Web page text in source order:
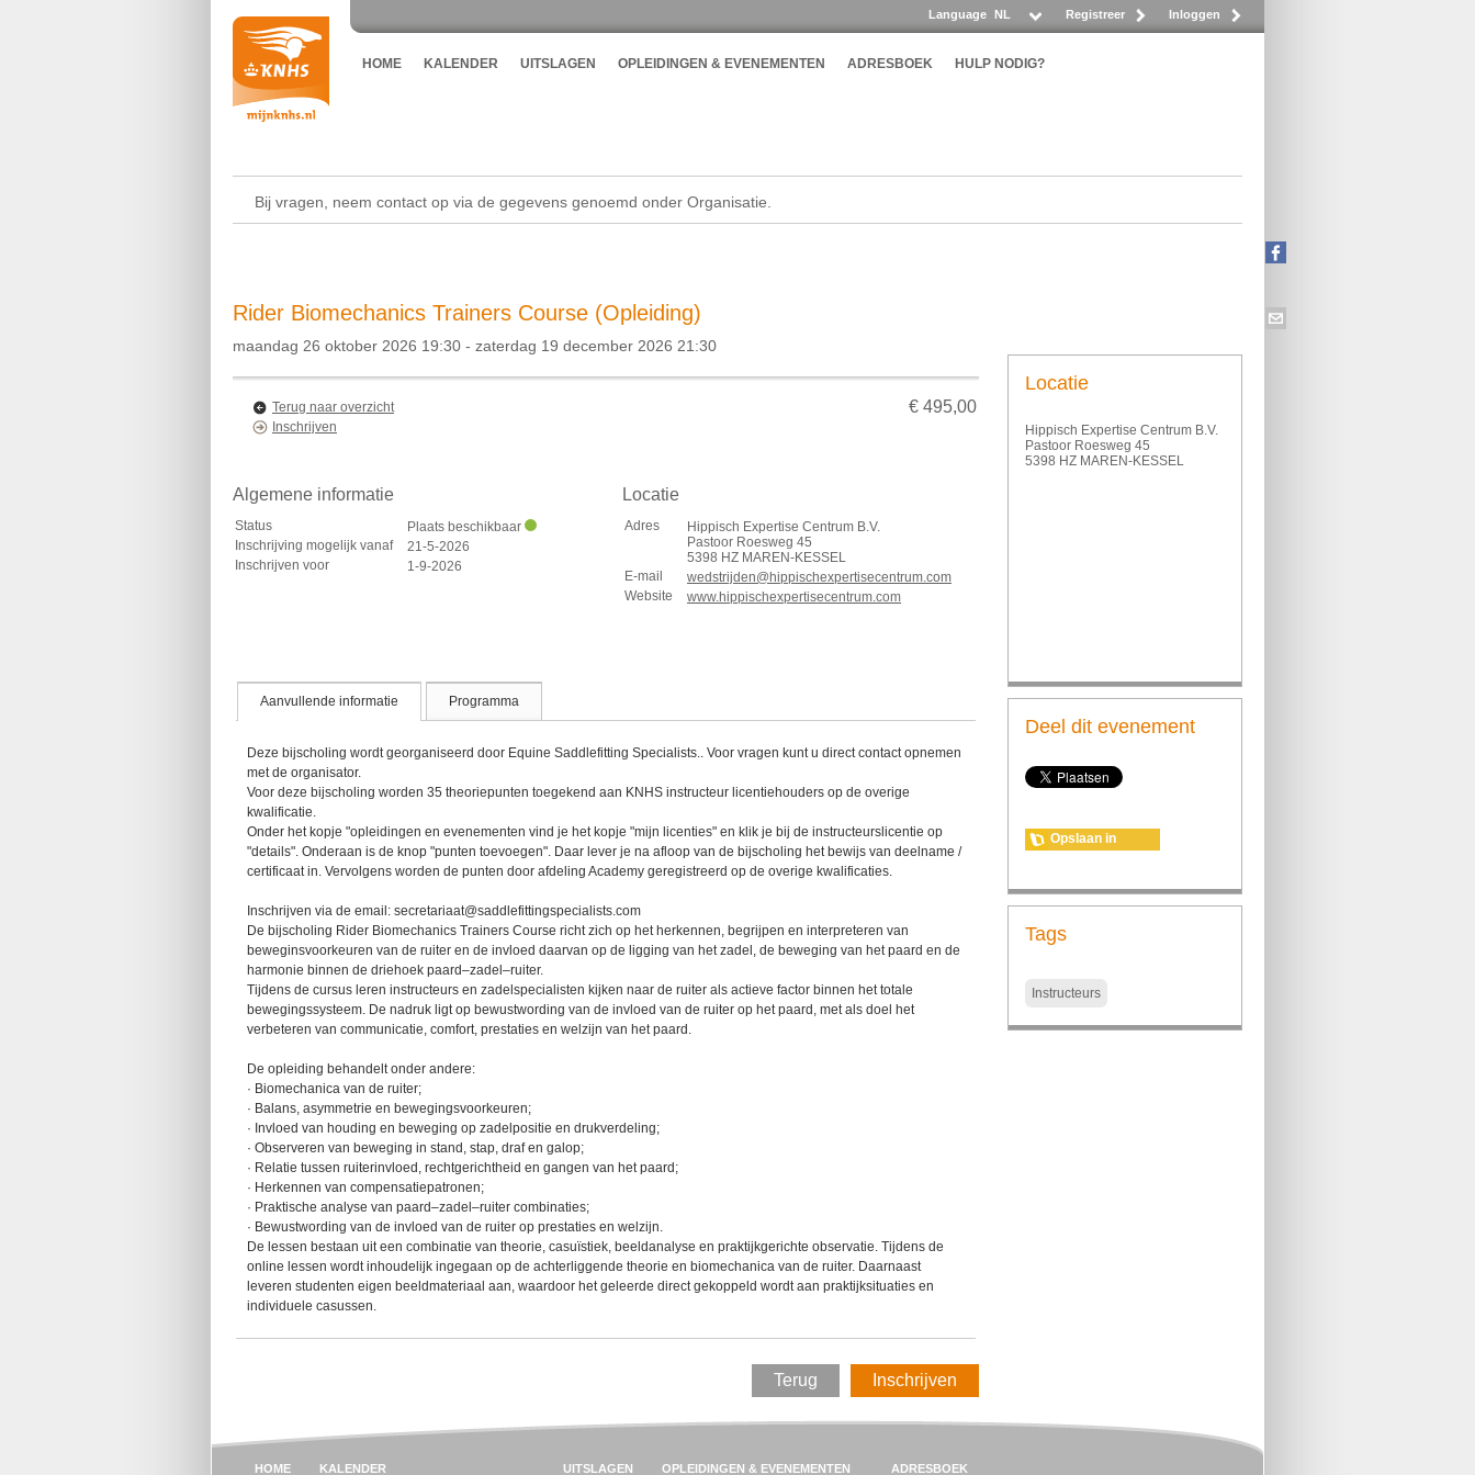
Registreer Inloggen
Language NL
HOME KALENDER UITSLAGEN OPLEIDINGEN & EVENEMENTEN ADRESBOEK HULP NODIG?
Bij vragen, neem contact op via de gegevens genoemd onder Organisatie.
Rider Biomechanics Trainers Course (Opleiding)
maandag 26 oktober 2026 19:30 - zaterdag 19 december 2026 21:30
Terug naar overzicht
Inschrijven
€ 495,00
Algemene informatie
Status
Plaats beschikbaar
Inschrijving mogelijk vanaf
21-5-2026
Inschrijven voor
1-9-2026
Locatie
Adres
Hippisch Expertise Centrum B.V.
Pastoor Roesweg 45
5398 HZ MAREN-KESSEL
E-mail
wedstrijden@hippischexpertisecentrum.com
Website
www.hippischexpertisecentrum.com
Aanvullende informatie Programma
Deze bijscholing wordt georganiseerd door Equine Saddlefitting Specialists.. Voor vragen kunt u direct contact opnemen
met de organisator.
Voor deze bijscholing worden 35 theoriepunten toegekend aan KNHS instructeur licentiehouders op de overige
kwalificatie.
Onder het kopje "opleidingen en evenementen vind je het kopje "mijn licenties" en klik je bij de instructeurslicentie op
"details". Onderaan is de knop "punten toevoegen". Daar lever je na afloop van de bijscholing het bewijs van deelname /
certificaat in. Vervolgens worden de punten door afdeling Academy geregistreerd op de overige kwalificaties.
Inschrijven via de email: secretariaat@saddlefittingspecialists.com
De bijscholing Rider Biomechanics Trainers Course richt zich op het herkennen, begrijpen en interpreteren van
beweginsvoorkeuren van de ruiter en de invloed daarvan op de ligging van het zadel, de beweging van het paard en de
harmonie binnen de driehoek paard–zadel–ruiter.
Tijdens de cursus leren instructeurs en zadelspecialisten kijken naar de ruiter als actieve factor binnen het totale
bewegingssysteem. De nadruk ligt op bewustwording van de invloed van de ruiter op het paard, met als doel het
verbeteren van communicatie, comfort, prestaties en welzijn van het paard.
De opleiding behandelt onder andere:
· Biomechanica van de ruiter;
· Balans, asymmetrie en bewegingsvoorkeuren;
· Invloed van houding en beweging op zadelpositie en drukverdeling;
· Observeren van beweging in stand, stap, draf en galop;
· Relatie tussen ruiterinvloed, rechtgerichtheid en gangen van het paard;
· Herkennen van compensatiepatronen;
· Praktische analyse van paard–zadel–ruiter combinaties;
· Bewustwording van de invloed van de ruiter op prestaties en welzijn.
De lessen bestaan uit een combinatie van theorie, casuïstiek, beeldanalyse en praktijkgerichte observatie. Tijdens de
online lessen wordt inhoudelijk ingegaan op de achterliggende theorie en biomechanica van de ruiter. Daarnaast
leveren studenten eigen beeldmateriaal aan, waardoor het geleerde direct gekoppeld wordt aan praktijksituaties en
individuele casussen.
Inschrijven
Terug
Locatie
Hippisch Expertise Centrum B.V.
Pastoor Roesweg 45
5398 HZ MAREN-KESSEL
Deel dit evenement
Opslaan in
Tags
Instructeurs
HOME KALENDER UITSLAGEN OPLEIDINGEN & EVENEMENTEN ADRESBOEK